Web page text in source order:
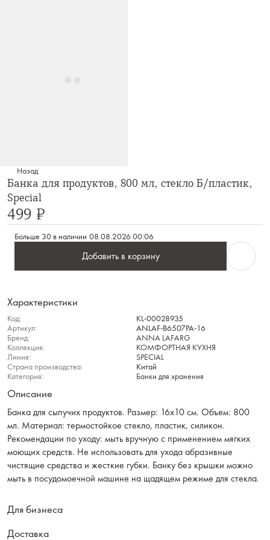
Назад
Банка для продуктов, 800 мл, стекло Б/пластик,
Special
499 ₽
Больше 30 в наличии 08.08.2026 00:06
Добавить в корзину
Характеристики
Код:
KL-00028935
Артикул:
ANLAF-B6507PA-16
Бренд:
ANNA LAFARG
Коллекция:
КОМФОРТНАЯ КУХНЯ
Линия:
SPECIAL
Страна производства:
Китай
Категория:
Банки для хранения
Описание
Банка для сыпучих продуктов. Размер: 16х10 см. Объем: 800
мл. Материал: термостойкое стекло, пластик, силикон.
Рекомендации по уходу: мыть вручную с применением мягких
моющих средств. Не использовать для ухода абразивные
чистящие средства и жесткие губки. Банку без крышки можно
мыть в посудомоечной машине на щадящем режиме для стекла.
Для бизнеса
Доставка